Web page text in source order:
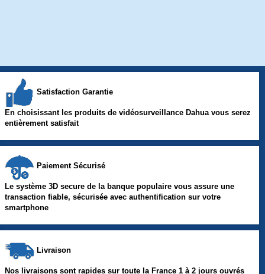
Satisfaction Garantie
En choisissant les produits de vidéosurveillance Dahua vous serez
entièrement satisfait
Paiement Sécurisé
Le système 3D secure de la banque populaire vous assure une
transaction fiable, sécurisée avec authentification sur votre
smartphone
Livraison
Nos livraisons sont rapides sur toute la France 1 à 2 jours ouvrés